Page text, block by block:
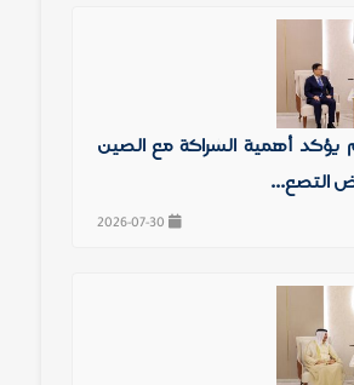
يؤكد أهمية الشراكة مع الصين
التصع...